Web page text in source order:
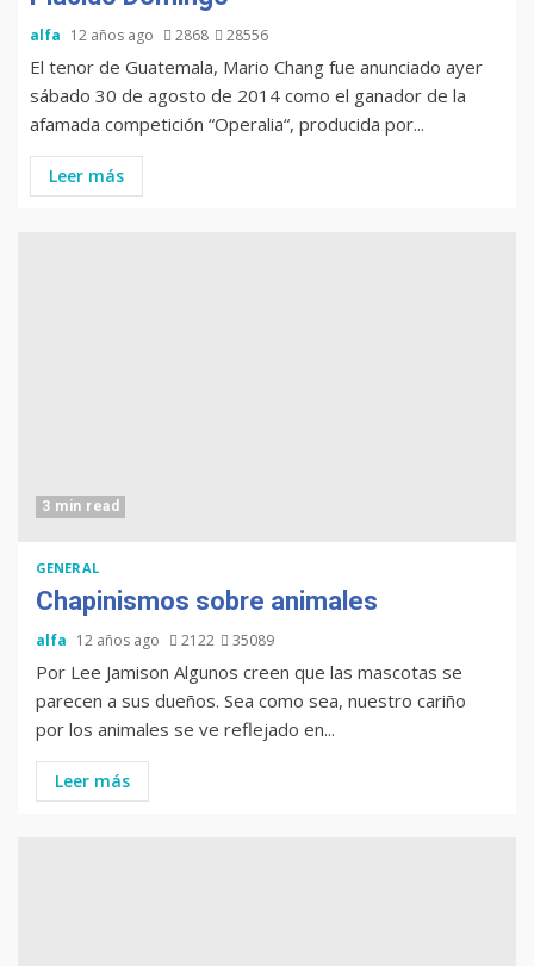
alfa 12 años ago 2868 28556
El tenor de Guatemala, Mario Chang fue anunciado ayer
sábado 30 de agosto de 2014 como el ganador de la
afamada competición “Operalia“, producida por...
Leer más
3 min read
GENERAL
Chapinismos sobre animales
alfa 12 años ago 2122 35089
Por Lee Jamison Algunos creen que las mascotas se
parecen a sus dueños. Sea como sea, nuestro cariño
por los animales se ve reflejado en...
Leer más